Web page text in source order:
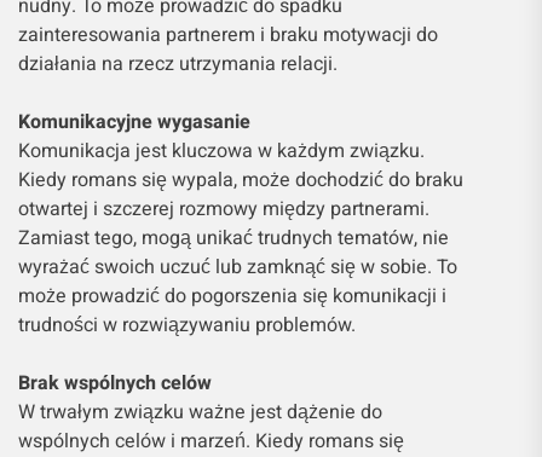
nudny. To może prowadzić do spadku
zainteresowania partnerem i braku motywacji do
działania na rzecz utrzymania relacji.
Komunikacyjne wygasanie
Komunikacja jest kluczowa w każdym związku.
Kiedy romans się wypala, może dochodzić do braku
otwartej i szczerej rozmowy między partnerami.
Zamiast tego, mogą unikać trudnych tematów, nie
wyrażać swoich uczuć lub zamknąć się w sobie. To
może prowadzić do pogorszenia się komunikacji i
trudności w rozwiązywaniu problemów.
Brak wspólnych celów
W trwałym związku ważne jest dążenie do
wspólnych celów i marzeń. Kiedy romans się